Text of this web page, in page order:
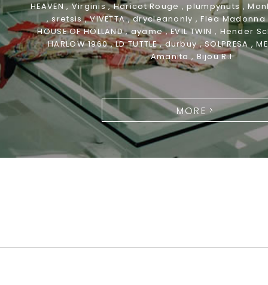
HEAVEN , Virginis , Haricot Rouge , plumpynuts ,
, sretsis , VIVETTA , drycleanonly , Flea
HOUSE OF HOLLAND , ayame , EVIL TWIN , Hender
HARLOW 1960 , LD TUTTLE , durbuy , SOLPRESA ,
Amanita , Bijou R.I
MORE